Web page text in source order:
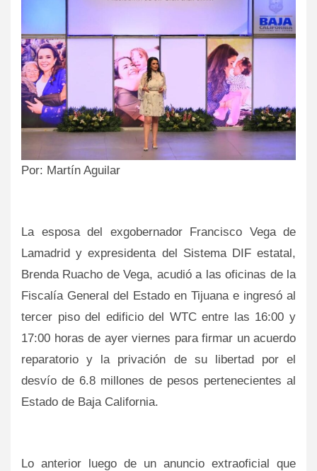
Por: Martín Aguilar
La esposa del exgobernador Francisco Vega de
Lamadrid y expresidenta del Sistema DIF estatal,
Brenda Ruacho de Vega, acudió a las oficinas de la
Fiscalía General del Estado en Tijuana e ingresó al
tercer piso del edificio del WTC entre las 16:00 y
17:00 horas de ayer viernes para firmar un acuerdo
reparatorio y la privación de su libertad por el
desvío de 6.8 millones de pesos pertenecientes al
Estado de Baja California.
Lo anterior luego de un anuncio extraoficial que